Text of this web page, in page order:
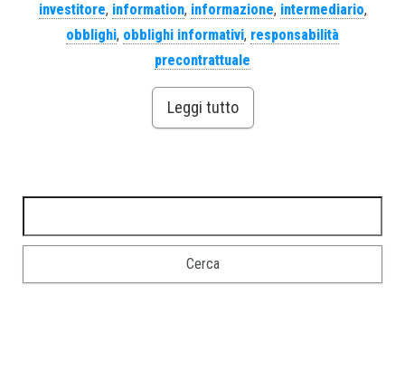
investitore, information, informazione, intermediario,
obblighi, obblighi informativi, responsabilità
precontrattuale
Leggi tutto